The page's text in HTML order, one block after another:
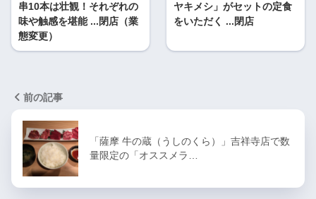
串10本は壮観！それぞれの
味や触感を堪能 ...閉店（業
態変更）
ヤキメシ」がセットの定食
をいただく ...閉店
前の記事
「薩摩 牛の蔵（うしのくら）」吉祥寺店で数
量限定の「オススメラ…